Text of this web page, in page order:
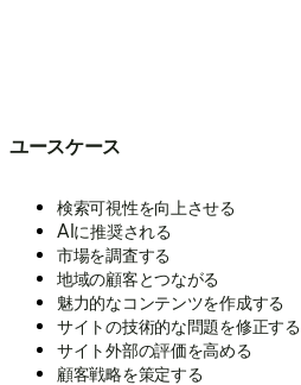
ユースケース
検索可視性を向上させる
AIに推奨される
市場を調査する
地域の顧客とつながる
魅力的なコンテンツを作成する
サイトの技術的な問題を修正する
サイト外部の評価を高める
顧客戦略を策定する